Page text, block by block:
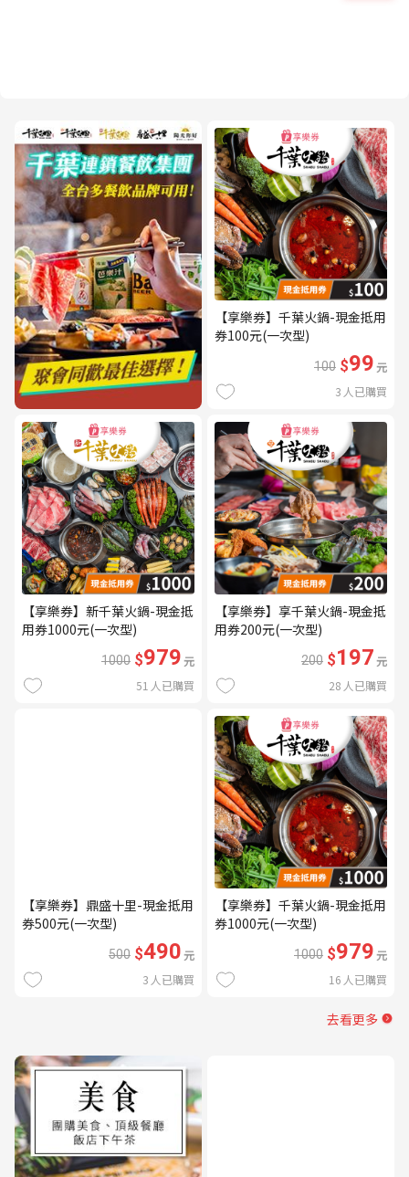
【享樂券】千葉火鍋-現金抵用
券100元(一次型)
100 $99元
3 人已購買
【享樂券】新千葉火鍋-現金抵
用券1000元(一次型)
1000 $979元
51 人已購買
【享樂券】享千葉火鍋-現金抵
用券200元(一次型)
200 $197元
28 人已購買
【享樂券】鼎盛十里-現金抵用
券500元(一次型)
500 $490元
3 人已購買
【享樂券】千葉火鍋-現金抵用
券1000元(一次型)
1000 $979元
16 人已購買
去看更多